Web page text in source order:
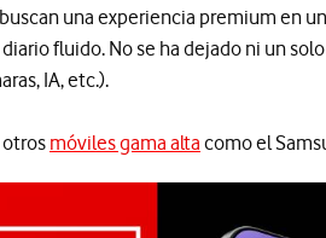
una experiencia premium en
fluido. No se ha dejado ni un
IA, etc.).
otros móviles gama alta como el